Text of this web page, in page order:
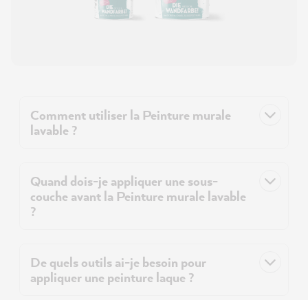
Comment utiliser la Peinture murale
lavable ?
Quand dois-je appliquer une sous-
couche avant la Peinture murale lavable
?
De quels outils ai-je besoin pour
appliquer une peinture laque ?